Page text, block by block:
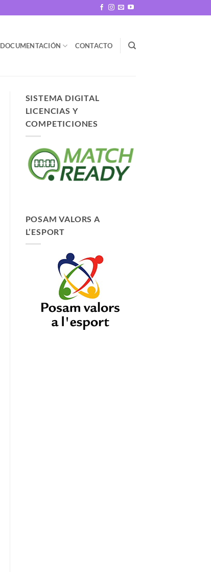
DOCUMENTACIÓN CONTACTO
SISTEMA DIGITAL
LICENCIAS Y
COMPETICIONES
POSAM VALORS A
L’ESPORT